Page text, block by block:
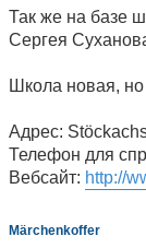
Так же на базе
Сергея
Школа новая,
Адрес:
Телефон для
Вебсайт: http://
Märchenkoffer